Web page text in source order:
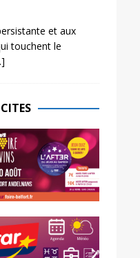
et aux
touchent le